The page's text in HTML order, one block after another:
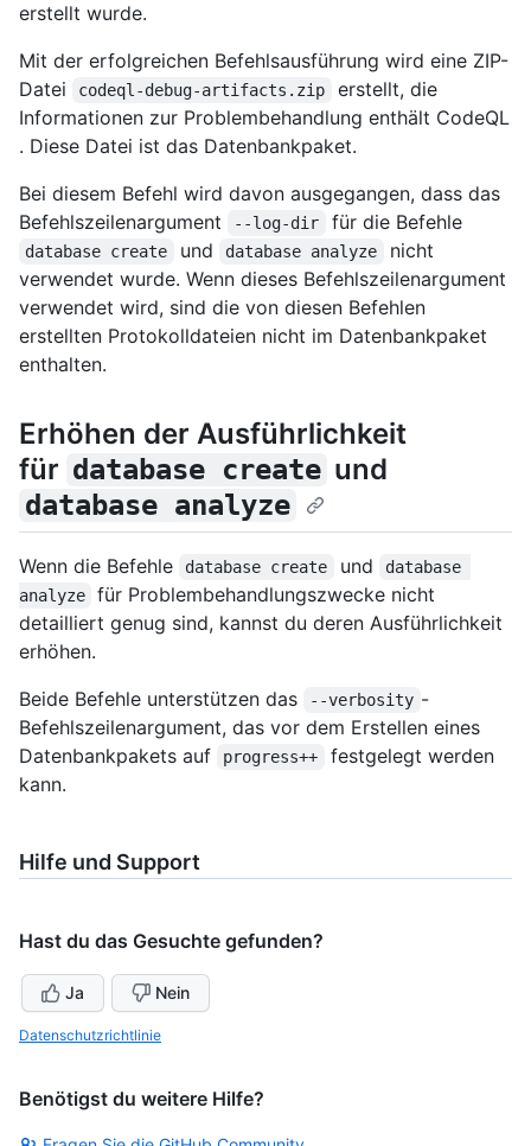
erstellt wurde.
Mit der erfolgreichen Befehlsausführung wird eine ZIP-
Datei
codeql-debug-artifacts.zip
erstellt, die
Informationen zur Problembehandlung enthält CodeQL
. Diese Datei ist das Datenbankpaket.
Bei diesem Befehl wird davon ausgegangen, dass das
Befehlszeilenargument
--log-dir für die Befehle
database create und database analyze
nicht
verwendet wurde. Wenn dieses Befehlszeilenargument
verwendet wird, sind die von diesen Befehlen
erstellten Protokolldateien nicht im Datenbankpaket
enthalten.
Erhöhen der Ausführlichkeit
für database create und
database analyze
Wenn die Befehle database create und
database
analyze
für Problembehandlungszwecke nicht
detailliert genug sind, kannst du deren Ausführlichkeit
erhöhen.
Beide Befehle unterstützen das
--verbosity -
Befehlszeilenargument, das vor dem Erstellen eines
Datenbankpakets auf
progress++
festgelegt werden
kann.
Hilfe und Support
Hast du das Gesuchte gefunden?
Ja Nein
Datenschutzrichtlinie
Benötigst du weitere Hilfe?